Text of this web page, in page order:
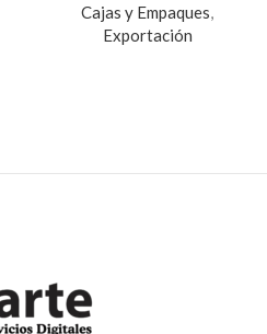
Cajas y Empaques,
Exportación